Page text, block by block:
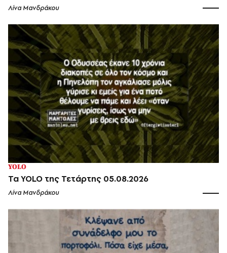
Λίνα Μανδράκου
YOLO
Τα YOLO της Τετάρτης 05.08.2026
Λίνα Μανδράκου